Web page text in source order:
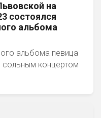
на
состоялся
альбома
альбома певица
концертом